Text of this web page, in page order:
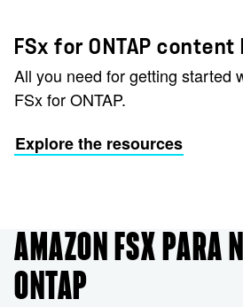
FSx for ONTAP content
All you need for getting started
FSx for ONTAP.
Explore the resources
AMAZON FSX PARA
ONTAP